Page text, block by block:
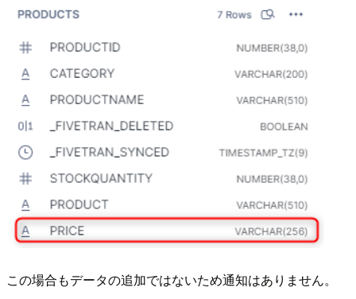
この場合もデータの追加ではないため通知はありません。